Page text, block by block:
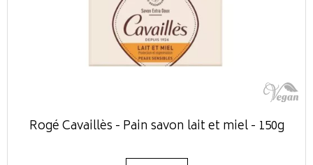
Rogé Cavaillès - Pain savon lait et miel - 150g